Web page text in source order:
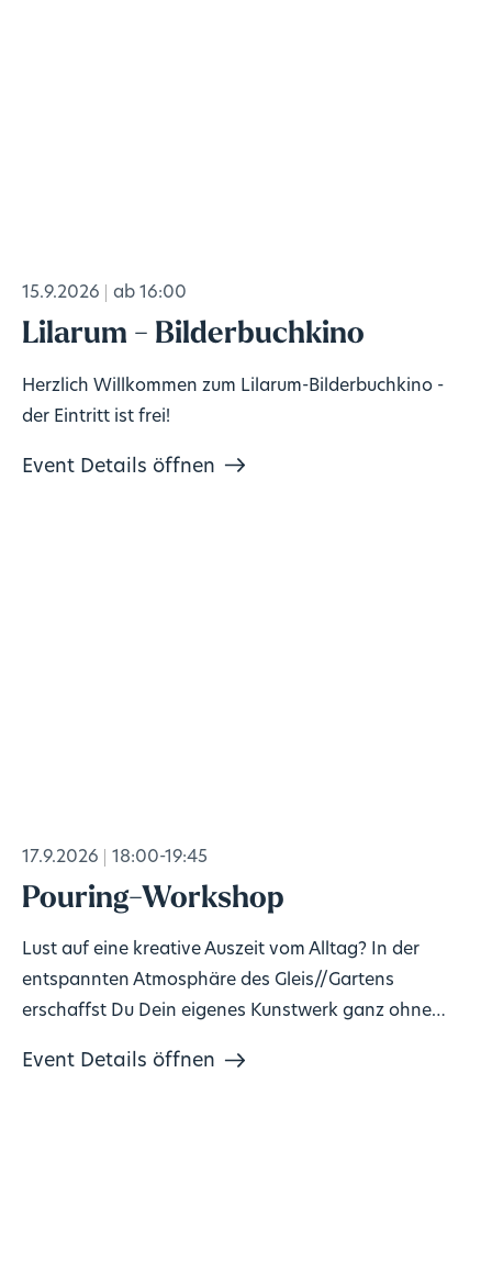
15.9.2026 ab 16:00
Lilarum - Bilderbuchkino
Herzlich Willkommen zum Lilarum-Bilderbuchkino -
der Eintritt ist frei!
Event Details öffnen
17.9.2026 18:00-19:45
Pouring-Workshop
Lust auf eine kreative Auszeit vom Alltag? In der
entspannten Atmosphäre des Gleis//Gartens
erschaffst Du Dein eigenes Kunstwerk ganz ohne
Event Details öffnen